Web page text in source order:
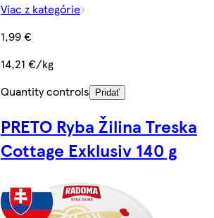
Viac z kategórie
1,99 €
14,21 €/kg
Quantity controls
Pridať
PRETO Ryba Žilina Treska
Cottage Exklusiv 140 g